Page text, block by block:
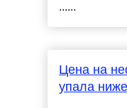
......
Цена на
упала